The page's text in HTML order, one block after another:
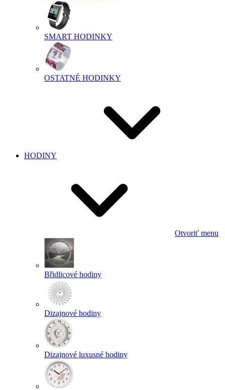
SMART HODINKY
OSTATNÉ HODINKY
HODINY
Otvoriť menu
Břidlicové hodiny
Dizajnové hodiny
Dizajnové luxusné hodiny